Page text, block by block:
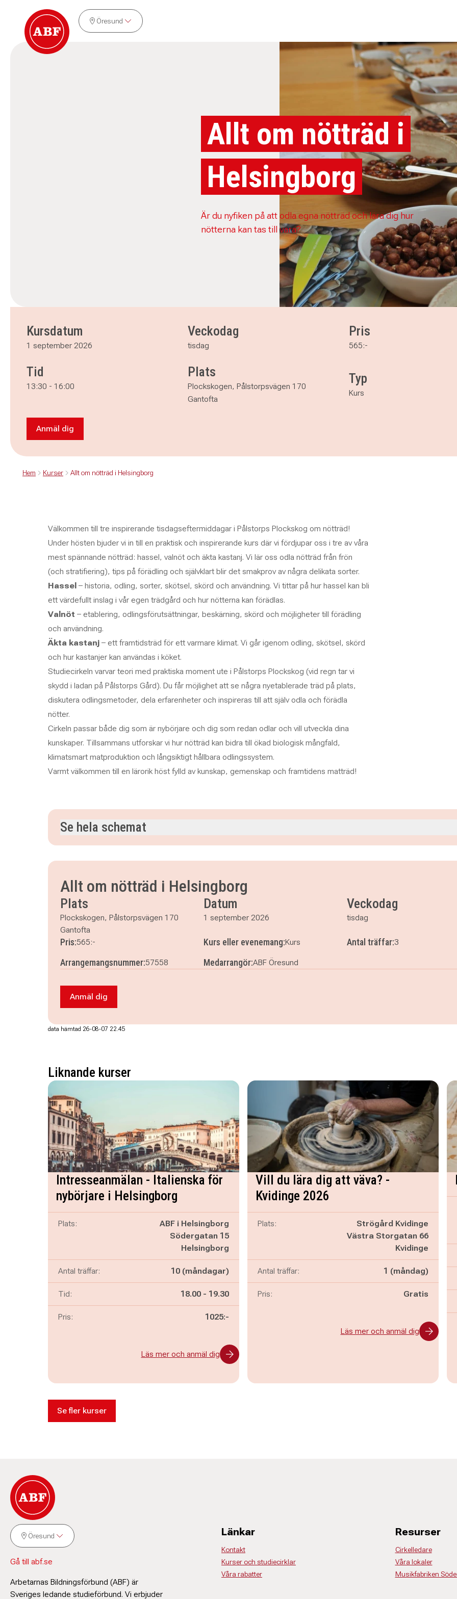
Öresund
Allt om nötträd i
Helsingborg
Är du nyfiken på att odla egna nötträd och lära dig hur
nötterna kan tas till vara?
Kursdatum
1 september 2026
Veckodag
tisdag
Tid
13:30 - 16:00
Plats
Plockskogen, Pålstorpsvägen 170
Gantofta
Pris
565:-
Typ
Kurs
Anmäl dig till Allt om nötträd i Helsingborg
Anmäl dig
Hem Kurser Allt om nötträd i Helsingborg
Välkommen till tre inspirerande tisdagseftermiddagar i Pålstorps Plockskog om nötträd!
Under hösten bjuder vi in till en praktisk och inspirerande kurs där vi fördjupar oss i tre av våra
mest spännande nötträd: hassel, valnöt och äkta kastanj. Vi lär oss odla nötträd från frön
(och stratifiering), tips på förädling och självklart blir det smakprov av några delikata sorter.
Hassel– historia, odling, sorter, skötsel, skörd och användning. Vi tittar på hur hassel kan bli
ett värdefullt inslag i vår egen trädgård och hur nötterna kan förädlas.
Valnöt – etablering, odlingsförutsättningar, beskärning, skörd och möjligheter till förädling
och användning.
Äkta kastanj – ett framtidsträd för ett varmare klimat. Vi går igenom odling, skötsel, skörd
och hur kastanjer kan användas i köket.
Studiecirkeln varvar teori med praktiska moment ute i Pålstorps Plockskog (vid regn tar vi
skydd i ladan på Pålstorps Gård). Du får möjlighet att se några nyetablerade träd på plats,
diskutera odlingsmetoder, dela erfarenheter och inspireras till att själv odla och förädla
nötter.
Cirkeln passar både dig som är nybörjare och dig som redan odlar och vill utveckla dina
kunskaper. Tillsammans utforskar vi hur nötträd kan bidra till ökad biologisk mångfald,
klimatsmart matproduktion och långsiktigt hållbara odlingssystem.
Varmt välkommen till en lärorik höst fylld av kunskap, gemenskap och framtidens matträd!
Se hela schemat
tisdag 29 september 2026
klockan 13.30–16.00
Allt om nötträd i Helsingborg
Plats
Plockskogen, Pålstorpsvägen 170
Gantofta
Datum
1 september 2026
Veckodag
tisdag
Pris:565:- Kurs eller evenemang:Kurs Antal träffar:3
Arrangemangsnummer:57558 Medarrangör:ABF Öresund
Anmäl dig till Allt om nötträd i Helsingborg
Anmäl dig
data hämtad 26-08-07 22.45
Liknande kurser
Intresseanmälan - Italienska för
nybörjare i Helsingborg
Plats:
ABF i Helsingborg
Södergatan 15
Helsingborg
Antal träffar: 10 (måndagar)
Tid: Pågår mellan
18.00 - och
19.30
Pris: 1025:-
Läs mer och anmäl dig
Vill du lära dig att väva? -
Kvidinge 2026
Plats:
Strögård Kvidinge
Västra Storgatan 66
Kvidinge
Antal träffar: 1 (måndag)
Pris: Gratis
Läs mer och anmäl dig
Se fler kurser
Öresund
Gå till abf.se
Arbetarnas Bildningsförbund (ABF) är
Sveriges ledande studieförbund. Vi erbjuder
Länkar
Kontakt
Kurser och studiecirklar
Våra rabatter
Resurser
Cirkelledare
Våra lokaler
Musikfabriken